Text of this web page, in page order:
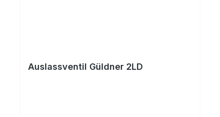
Auslassventil Güldner 2LD